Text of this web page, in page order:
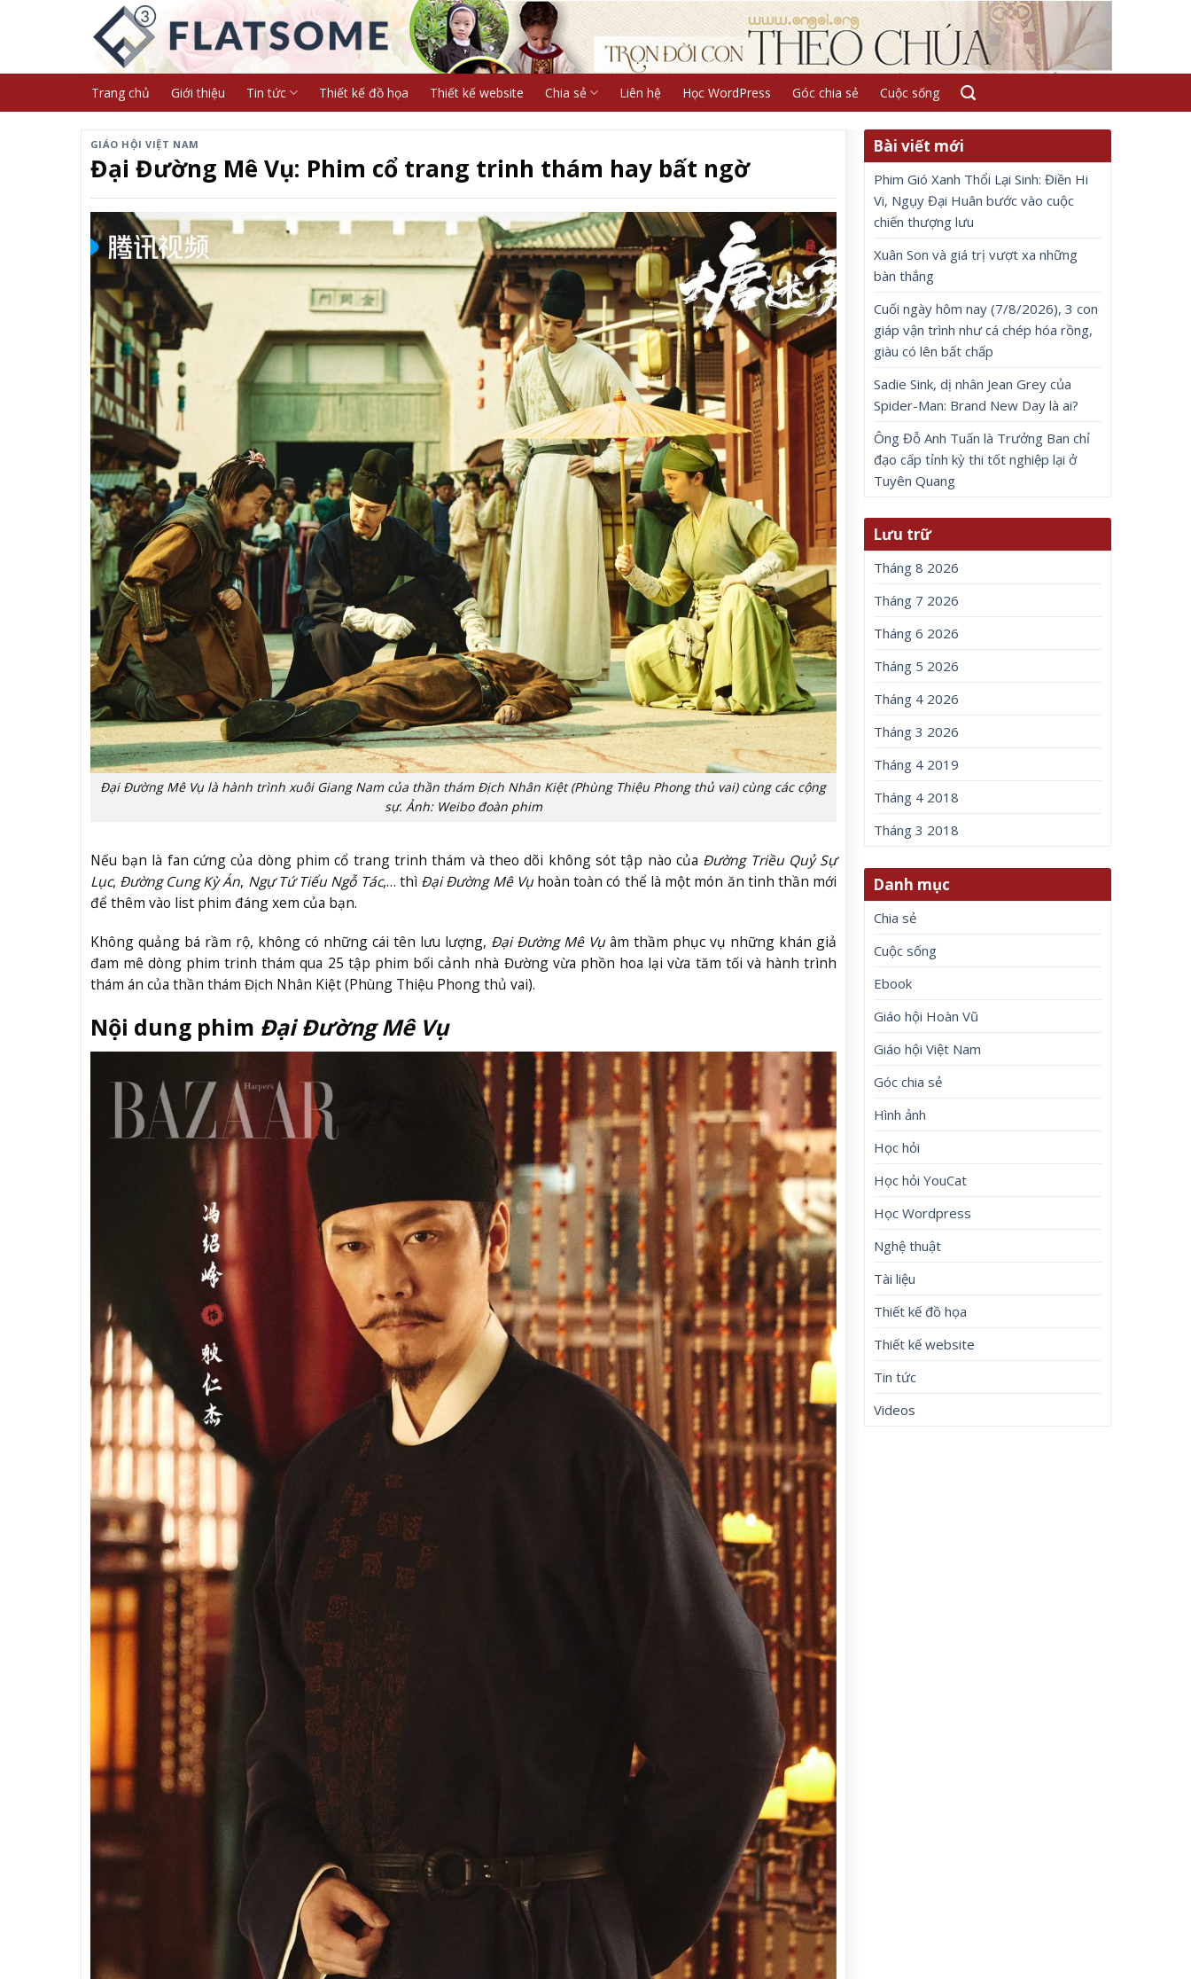
Trang chủ Giới thiệu Tin tức Thiết kế đồ họa Thiết kế website Chia sẻ Liên hệ Học WordPress Góc chia sẻ Cuộc sống
GIÁO HỘI VIỆT NAM
Đại Đường Mê Vụ: Phim cổ trang trinh thám hay bất ngờ
Đại Đường Mê Vụ là hành trình xuôi Giang Nam của thần thám Địch Nhân Kiệt (Phùng Thiệu Phong thủ vai) cùng các cộng
sự. Ảnh: Weibo đoàn phim
Nếu bạn là fan cứng của dòng phim cổ trang trinh thám và theo dõi không sót tập nào của Đường Triều Quỷ Sự
Lục, Đường Cung Kỳ Án, Ngự Tứ Tiểu Ngỗ Tác,… thì Đại Đường Mê Vụhoàn toàn có thể là một món ăn tinh thần mới
để thêm vào list phim đáng xem của bạn.
Không quảng bá rầm rộ, không có những cái tên lưu lượng, Đại Đường Mê Vụ âm thầm phục vụ những khán giả
đam mê dòng phim trinh thám qua 25 tập phim bối cảnh nhà Đường vừa phồn hoa lại vừa tăm tối và hành trình
thám án của thần thám Địch Nhân Kiệt (Phùng Thiệu Phong thủ vai).
Nội dung phim Đại Đường Mê Vụ
Bài viết mới
Phim Gió Xanh Thổi Lại Sinh: Điền Hi
Vi, Ngụy Đại Huân bước vào cuộc
chiến thượng lưu
Xuân Son và giá trị vượt xa những
bàn thắng
Cuối ngày hôm nay (7/8/2026), 3 con
giáp vận trình như cá chép hóa rồng,
giàu có lên bất chấp
Sadie Sink, dị nhân Jean Grey của
Spider-Man: Brand New Day là ai?
Ông Đỗ Anh Tuấn là Trưởng Ban chỉ
đạo cấp tỉnh kỳ thi tốt nghiệp lại ở
Tuyên Quang
Lưu trữ
Tháng 8 2026
Tháng 7 2026
Tháng 6 2026
Tháng 5 2026
Tháng 4 2026
Tháng 3 2026
Tháng 4 2019
Tháng 4 2018
Tháng 3 2018
Danh mục
Chia sẻ
Cuộc sống
Ebook
Giáo hội Hoàn Vũ
Giáo hội Việt Nam
Góc chia sẻ
Hình ảnh
Học hỏi
Học hỏi YouCat
Học Wordpress
Nghệ thuật
Tài liệu
Thiết kế đồ họa
Thiết kế website
Tin tức
Videos